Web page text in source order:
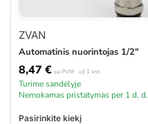
ZVAN
Automatinis nuorintojas 1/2″
8,47 € su PVM už 1 vnt.
Turime sandėlyje
Nemokamas pristatymas per 1 d. d.
Pasirinkite kiekį